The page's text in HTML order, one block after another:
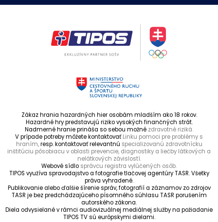
Zákaz hrania hazardných hier osobám mladším ako 18 rokov.
Hazardné hry predstavujú riziko vysokých finančných strát.
Nadmerné hranie prináša so sebou možné zdravotné riziká.
V prípade potreby môžete kontaktovaťLinku pomoci pre problémy s
hraním,resp. kontaktovať relevantnú špecializovanú zdravotnícku
inštitúciu pôsobiacu v oblasti prevencie, diagnostiky a liečby látkových a
nelátkových závislostí.
Webové sídlo správcu registra vylúčených osôb.
TIPOS využíva spravodajstvo a fotografie tlačovej agentúry TASR. Všetky
práva vyhradené.
Publikovanie alebo ďalšie šírenie správ, fotografií a záznamov zo zdrojov
TASR je bez predchádzajúceho písomného súhlasu TASR porušením
autorského zákona.
Diela odvysielané v rámci audiovizuálnej mediálnej služby na požiadanie
TIPOS TV sú európskymi dielami.